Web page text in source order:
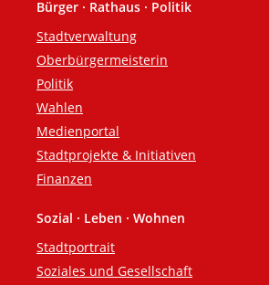
Fußzeile
Bürger · Rathaus · Politik
Stadtverwaltung
Oberbürgermeisterin
Politik
Wahlen
Medienportal
Stadtprojekte & Initiativen
Finanzen
Sozial · Leben · Wohnen
Stadtportrait
Soziales und Gesellschaft